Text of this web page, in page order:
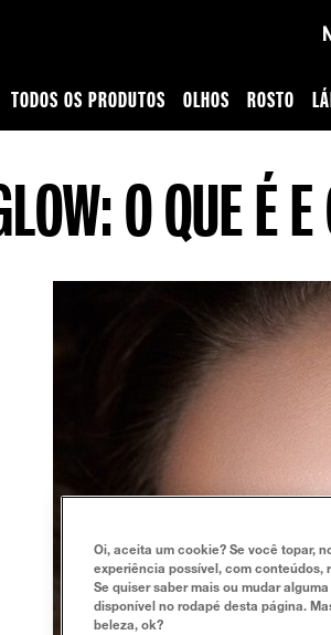
TODOS OS PRODUTOS OLHOS ROSTO
Como Ter Pele Radiante e Hidratada | Maybelline
O QUE É
Oi, aceita um cookie? Se você topar,
experiência possível, com conteúdos,
Se quiser saber mais ou mudar
disponível no rodapé desta página.
beleza, ok?